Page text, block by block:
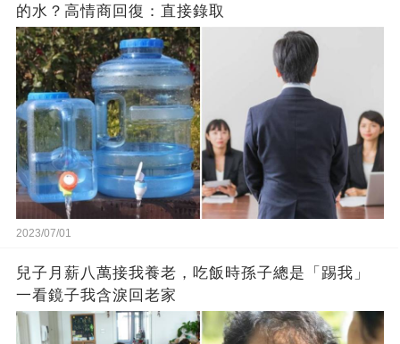
的水？高情商回復：直接錄取
2023/07/01
兒子月薪八萬接我養老，吃飯時孫子總是「踢我」
一看鏡子我含淚回老家